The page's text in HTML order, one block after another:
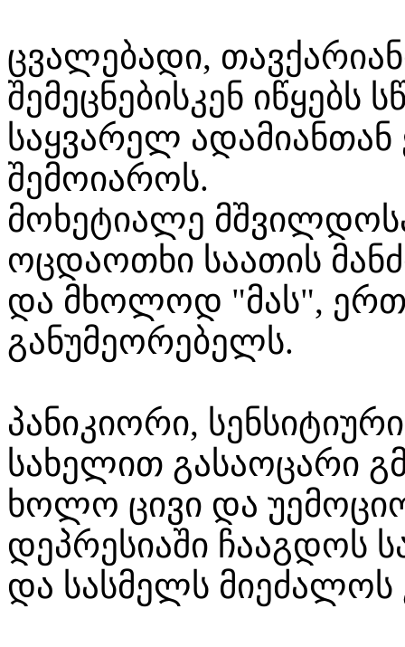
ცვალებადი,
შემეცნებისკენ იწყებს
საყვარელ
შემოიაროს.
მოხეტიალე
ოცდაოთხი საათის
და მხოლოდ "მას",
განუმეორებელს.
პანიკიორი,
სახელით გასაოცარი
ხოლო ცივი და
დეპრესიაში ჩააგდოს
და სასმელს მიეძალოს